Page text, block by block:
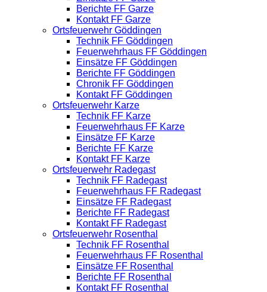
Berichte FF Garze
Kontakt FF Garze
Ortsfeuerwehr Göddingen
Technik FF Göddingen
Feuerwehrhaus FF Göddingen
Einsätze FF Göddingen
Berichte FF Göddingen
Chronik FF Göddingen
Kontakt FF Göddingen
Ortsfeuerwehr Karze
Technik FF Karze
Feuerwehrhaus FF Karze
Einsätze FF Karze
Berichte FF Karze
Kontakt FF Karze
Ortsfeuerwehr Radegast
Technik FF Radegast
Feuerwehrhaus FF Radegast
Einsätze FF Radegast
Berichte FF Radegast
Kontakt FF Radegast
Ortsfeuerwehr Rosenthal
Technik FF Rosenthal
Feuerwehrhaus FF Rosenthal
Einsätze FF Rosenthal
Berichte FF Rosenthal
Kontakt FF Rosenthal